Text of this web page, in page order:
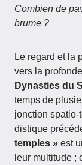
Combien de
brume ?
Le regard et la
vers la
Dynasties du
temps de
jonction spatio-
distique
temples » est
leur multitude ;